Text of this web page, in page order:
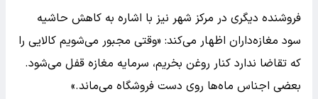
فروشنده دیگری در مرکز شهر نیز با اشاره به کاهش حاشیه
سود مغازه‌داران اظهار می‌کند: «وقتی مجبور می‌شویم کالایی را
که تقاضا ندارد کنار روغن بخریم، سرمایه مغازه قفل می‌شود.
بعضی اجناس ماه‌ها روی دست فروشگاه می‌ماند.»